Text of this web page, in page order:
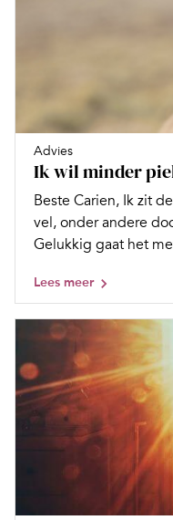
Advies
Ik wil minder
Beste Carien, Ik zit
vel, onder andere
Gelukkig gaat het
Lees meer